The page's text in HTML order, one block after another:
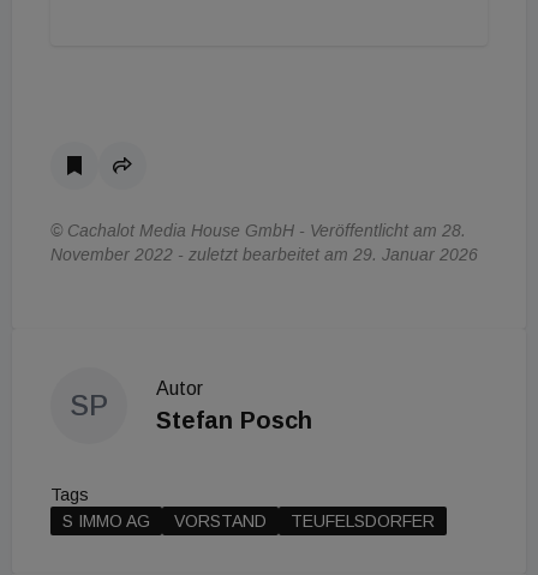
© Cachalot Media House GmbH - Veröffentlicht am 28.
November 2022 - zuletzt bearbeitet am 29. Januar 2026
SP
Autor
Stefan Posch
Tags
S IMMO AG
VORSTAND TEUFELSDORFER